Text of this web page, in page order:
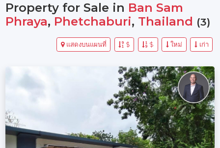
Property for Sale in Ban Sam
Phraya, Phetchaburi, Thailand (3)
เก่า
ใหม่
$
$
แสดงบนแผนที่